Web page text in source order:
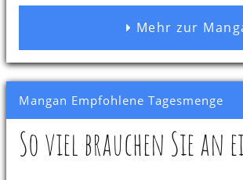
Mehr zur
Mangan Empfohlene Tagesmenge
So viel brauchen Sie an